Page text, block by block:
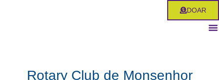
DOAR
Rotary Club de Monsenhor